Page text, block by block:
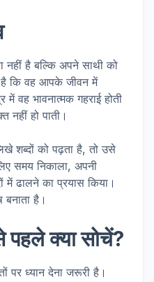
नहीं है बल्कि अपने साथी को
कि वह आपके जीवन में
वह भावनात्मक गहराई होती
नहीं हो पाती।
शब्दों को पढ़ता है, तो उसे
समय निकाला, अपनी
में ढालने का प्रयास किया।
है।
क्या सोचें?
पर ध्यान देना जरूरी है।